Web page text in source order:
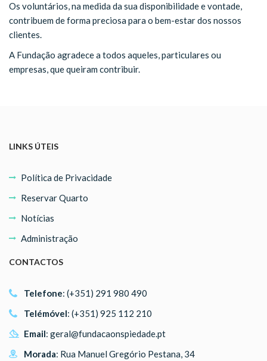
Os voluntários, na medida da sua disponibilidade e vontade,
contribuem de forma preciosa para o bem-estar dos nossos
clientes.
A Fundação agradece a todos aqueles, particulares ou
empresas, que queiram contribuir.
LINKS ÚTEIS
Política de Privacidade
Reservar Quarto
Notícias
Administração
CONTACTOS
Telefone: (+351) 291 980 490
Telémóvel: (+351) 925 112 210
Email: geral@fundacaonspiedade.pt
Morada: Rua Manuel Gregório Pestana, 34